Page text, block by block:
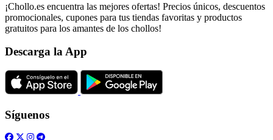
¡Chollo.es encuentra las mejores ofertas! Precios únicos, descuentos
promocionales, cupones para tus tiendas favoritas y productos
gratuitos para los amantes de los chollos!
Descarga la App
Síguenos